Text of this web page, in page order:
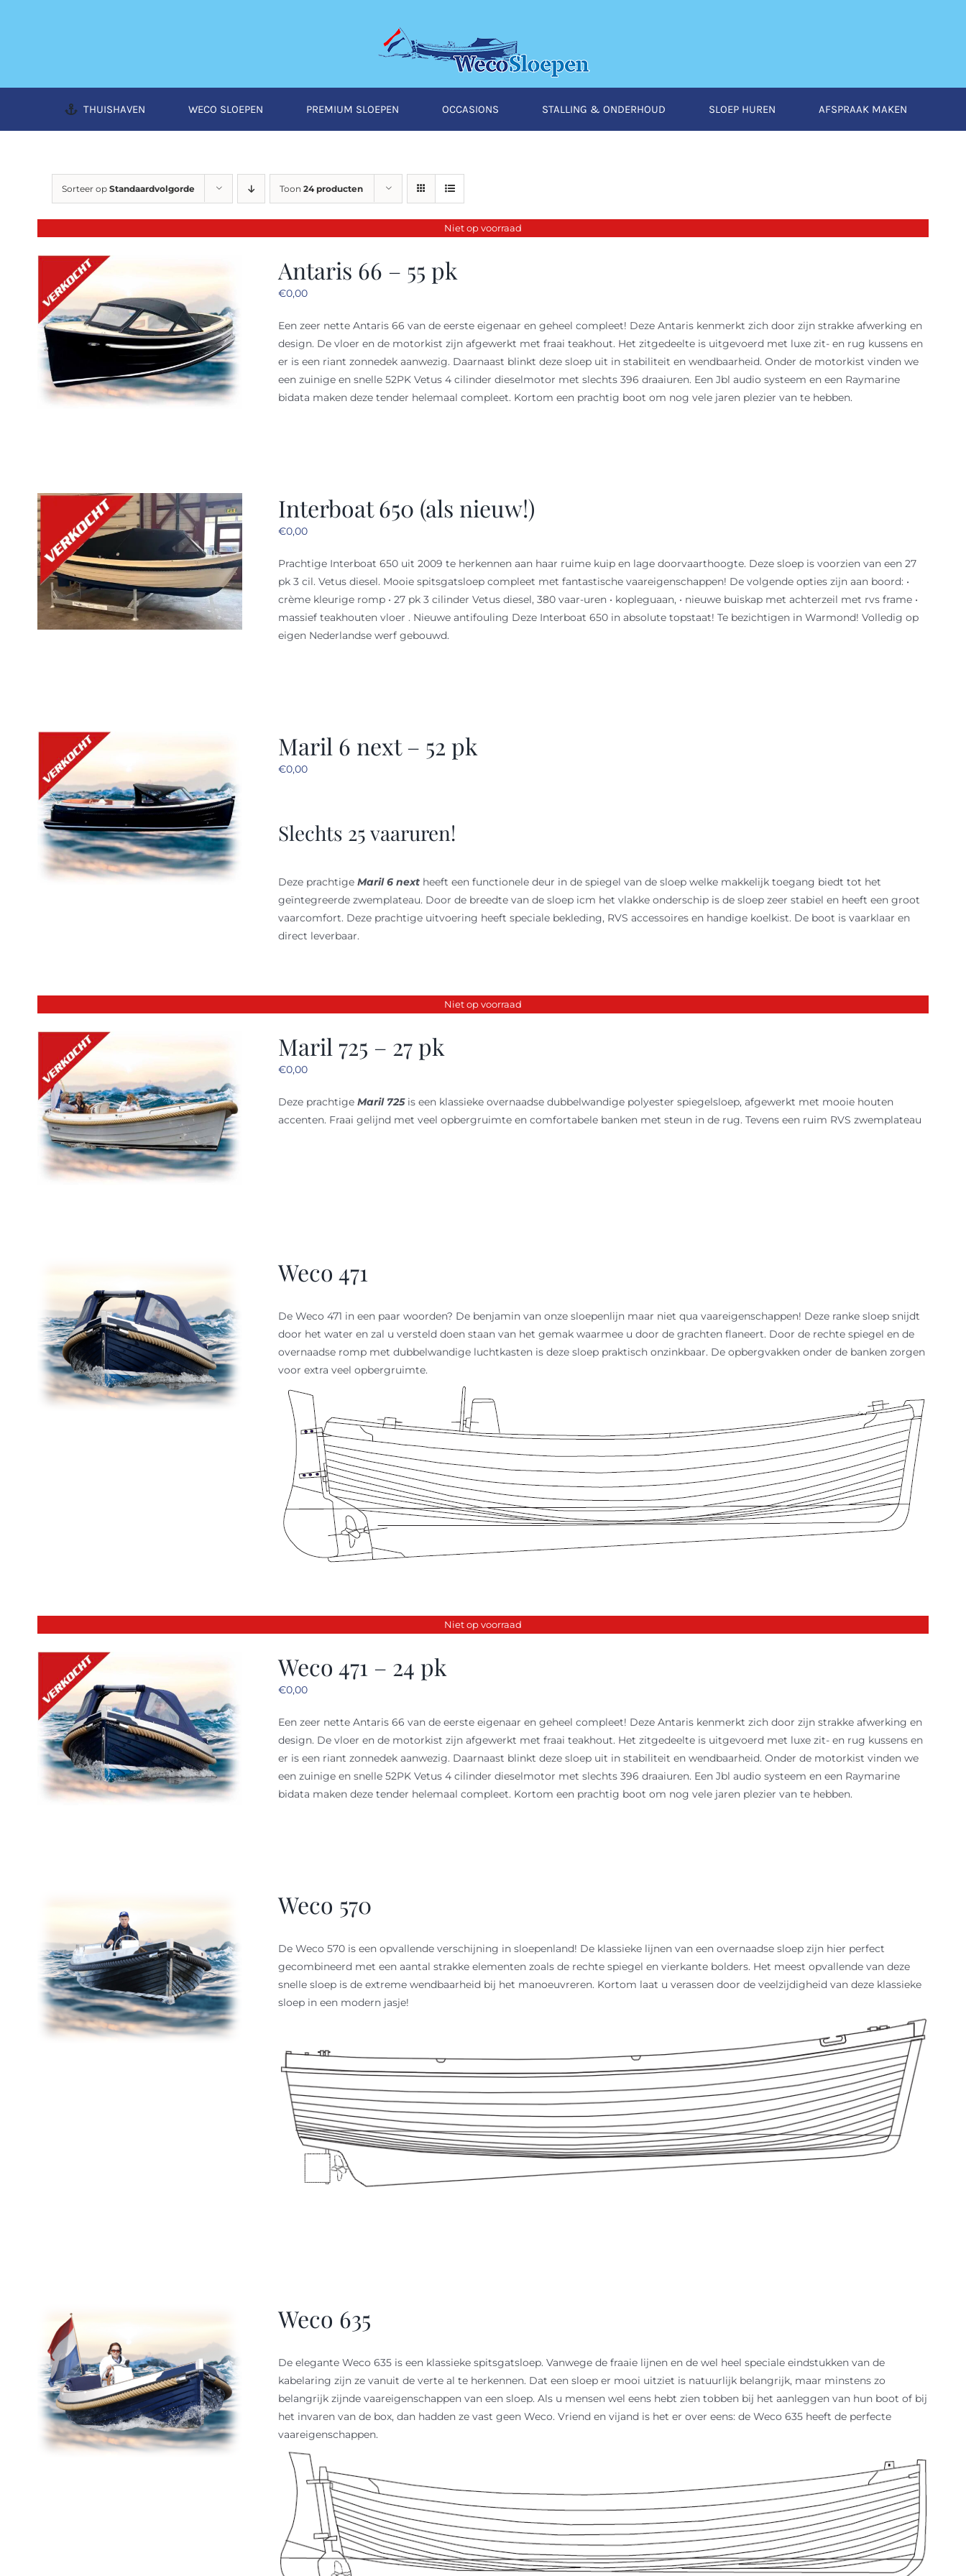
THUISHAVEN WECO SLOEPEN PREMIUM SLOEPEN OCCASIONS STALLING & ONDERHOUD SLOEP HUREN AFSPRAAK MAKEN
Sorteer op Standaardvolgorde Toon 24 producten
Niet op voorraad
Antaris 66 – 55 pk
€0,00
Een zeer nette Antaris 66 van de eerste eigenaar en geheel compleet! Deze Antaris kenmerkt zich door zijn strakke afwerking en
design. De vloer en de motorkist zijn afgewerkt met fraai teakhout. Het zitgedeelte is uitgevoerd met luxe zit- en rug kussens en
er is een riant zonnedek aanwezig. Daarnaast blinkt deze sloep uit in stabiliteit en wendbaarheid. Onder de motorkist vinden we
een zuinige en snelle 52PK Vetus 4 cilinder dieselmotor met slechts 396 draaiuren. Een Jbl audio systeem en een Raymarine
bidata maken deze tender helemaal compleet. Kortom een prachtig boot om nog vele jaren plezier van te hebben.
Interboat 650 (als nieuw!)
€0,00
Prachtige Interboat 650 uit 2009 te herkennen aan haar ruime kuip en lage doorvaarthoogte. Deze sloep is voorzien van een 27
pk 3 cil. Vetus diesel. Mooie spitsgatsloep compleet met fantastische vaareigenschappen! De volgende opties zijn aan boord: •
crème kleurige romp • 27 pk 3 cilinder Vetus diesel, 380 vaar-uren • kopleguaan, • nieuwe buiskap met achterzeil met rvs frame •
massief teakhouten vloer . Nieuwe antifouling Deze Interboat 650 in absolute topstaat! Te bezichtigen in Warmond! Volledig op
eigen Nederlandse werf gebouwd.
Maril 6 next – 52 pk
€0,00
Slechts 25 vaaruren!
Deze prachtige Maril 6 nextheeft een functionele deur in de spiegel van de sloep welke makkelijk toegang biedt tot het
geïntegreerde zwemplateau. Door de breedte van de sloep icm het vlakke onderschip is de sloep zeer stabiel en heeft een groot
vaarcomfort. Deze prachtige uitvoering heeft speciale bekleding, RVS accessoires en handige koelkist. De boot is vaarklaar en
direct leverbaar.
Niet op voorraad
Maril 725 – 27 pk
€0,00
Deze prachtige Maril 725is een klassieke overnaadse dubbelwandige polyester spiegelsloep, afgewerkt met mooie houten
accenten. Fraai gelijnd met veel opbergruimte en comfortabele banken met steun in de rug. Tevens een ruim RVS zwemplateau
Weco 471
De Weco 471 in een paar woorden? De benjamin van onze sloepenlijn maar niet qua vaareigenschappen! Deze ranke sloep snijdt
door het water en zal u versteld doen staan van het gemak waarmee u door de grachten flaneert. Door de rechte spiegel en de
overnaadse romp met dubbelwandige luchtkasten is deze sloep praktisch onzinkbaar. De opbergvakken onder de banken zorgen
voor extra veel opbergruimte.
Niet op voorraad
Weco 471 – 24 pk
€0,00
Een zeer nette Antaris 66 van de eerste eigenaar en geheel compleet! Deze Antaris kenmerkt zich door zijn strakke afwerking en
design. De vloer en de motorkist zijn afgewerkt met fraai teakhout. Het zitgedeelte is uitgevoerd met luxe zit- en rug kussens en
er is een riant zonnedek aanwezig. Daarnaast blinkt deze sloep uit in stabiliteit en wendbaarheid. Onder de motorkist vinden we
een zuinige en snelle 52PK Vetus 4 cilinder dieselmotor met slechts 396 draaiuren. Een Jbl audio systeem en een Raymarine
bidata maken deze tender helemaal compleet. Kortom een prachtig boot om nog vele jaren plezier van te hebben.
Weco 570
De Weco 570 is een opvallende verschijning in sloepenland! De klassieke lijnen van een overnaadse sloep zijn hier perfect
gecombineerd met een aantal strakke elementen zoals de rechte spiegel en vierkante bolders. Het meest opvallende van deze
snelle sloep is de extreme wendbaarheid bij het manoeuvreren. Kortom laat u verassen door de veelzijdigheid van deze klassieke
sloep in een modern jasje!
Weco 635
De elegante Weco 635 is een klassieke spitsgatsloep. Vanwege de fraaie lijnen en de wel heel speciale eindstukken van de
kabelaring zijn ze vanuit de verte al te herkennen. Dat een sloep er mooi uitziet is natuurlijk belangrijk, maar minstens zo
belangrijk zijnde vaareigenschappen van een sloep. Als u mensen wel eens hebt zien tobben bij het aanleggen van hun boot of bij
het invaren van de box, dan hadden ze vast geen Weco. Vriend en vijand is het er over eens: de Weco 635 heeft de perfecte
vaareigenschappen.